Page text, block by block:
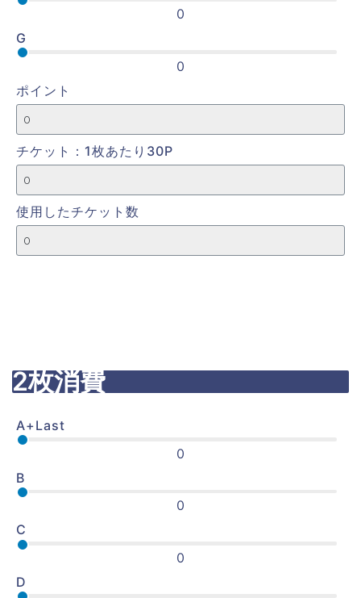
0
G
0
ポイント
チケット：1枚あたり30P
使用したチケット数
2枚消費
A+Last
0
B
0
C
0
D